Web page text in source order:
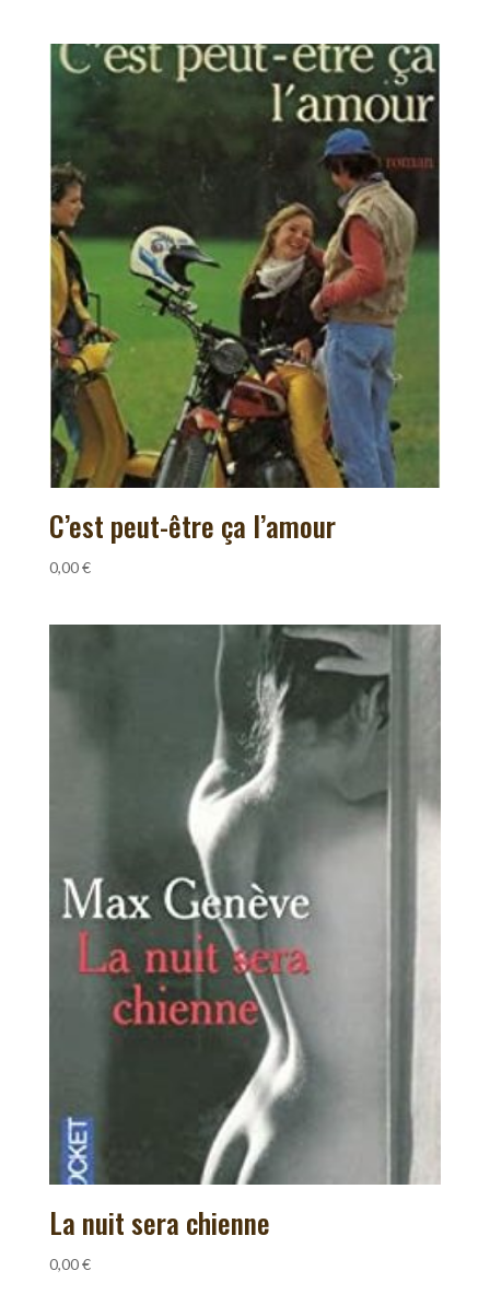
C’est peut-être ça l’amour
0,00€
La nuit sera chienne
0,00€